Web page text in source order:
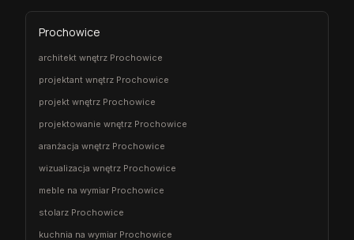
Prochowice
architekt wnętrz Prochowice
projektant wnętrz Prochowice
projekt wnętrz Prochowice
projektowanie wnętrz Prochowice
aranżacja wnętrz Prochowice
wizualizacja wnętrz Prochowice
meble na wymiar Prochowice
stolarz Prochowice
kuchnia na wymiar Prochowice